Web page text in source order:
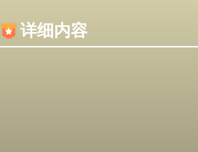
详细内容